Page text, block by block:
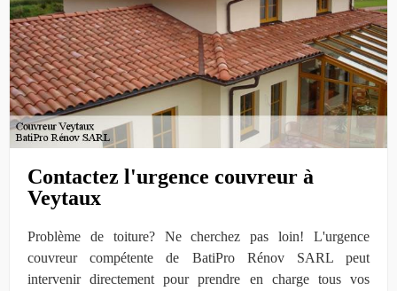
Contactez l'urgence couvreur à
Veytaux
Problème de toiture? Ne cherchez pas loin! L'urgence
couvreur compétente de BatiPro Rénov SARL peut
intervenir directement pour prendre en charge tous vos